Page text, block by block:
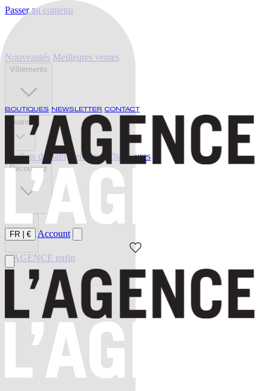
Passer au contenu
BOUTIQUES NEWSLETTER CONTACT
FR € Account
Nouveautés Meilleures ventes
Vêtements
Jeans
Maillots de bain Ceintures Chaussures
Découvrez
Soldes
L'AGENCE enfin